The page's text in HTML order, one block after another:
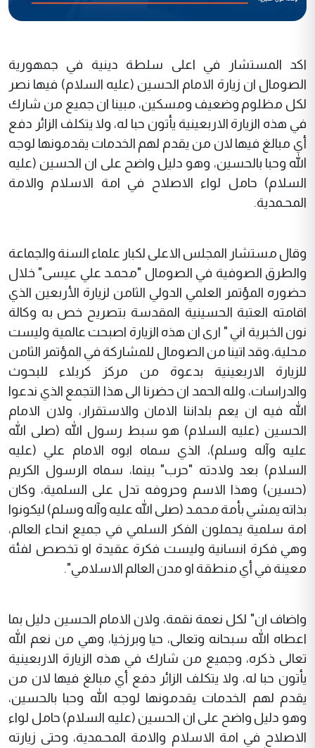
اكد المستشار في اعلى سلطة دينية في جمهورية
الصومال ان زيارة الامام الحسين (عليه السلام) فيها نصر
لكل مظلوم وضعيف ومسكين، مبينا ان جميع من شارك
في هذه الزيارة الاربعينية يأتون حبا له، ولا يتكلف الزائر دفع
أي مبالغ فيها لان من يقدم لهم الخدمات يقدمونها لوجه
الله وحبا بالحسين، وهو دليل واضح على ان الحسين (عليه
السلام) حامل لواء الاصلاح في امة الاسلام والامة
المحـمدية.
وقال مستشار المجلس الاعلى لكبار علماء السنة والجماعة
والطرق الصوفية في الصومال "محمـد علي عيسى" خلال
حضوره المؤتمر العلمي الدولي الثامن لزيارة الأربعين الذي
اقامته العتبة الحسينية المقدسة بتصريح خص به وكالة
نون الخبرية اني " ارى ان هذه الزيارة اصبحت عالمية وليست
محلية، وقد اتينا من الصومال للمشاركة في المؤتمر الثامن
للزيارة الاربعينية بدعوة من مركز كربلاء للبحوث
والدراسات، ولله الحمد ان حضرنا الى هذا التجمع الذي ندعوا
الله فيه ان يعم بلداننا الامان والاستقرار، ولان الامام
الحسين (عليه السلام) هو سبط رسول الله (صلى الله
عليه وآله وسلم)، الذي سماه ابوه الامام علي (عليه
السلام) بعد ولادته "حرب" بينما، سماه الرسول الكريم
(حسين) وهذا الاسم وحروفه تدل على السلمية، وكان
بذاته يمشي بأمة محمـد (صلى الله عليه وآله وسلم) ليكونوا
امة سلمية يحملون الفكر السلمي في جميع انحاء العالم،
وهي فكرة انسانية وليست فكرة عقيدة او تخصص لفئة
معينة في أي منطقة او مدن العالم الاسلامي".
واضاف ان" لكل نعمة نقمة، ولان الامام الحسين دليل بما
اعطاه الله سبحانه وتعالى، حيا وبرزخيا، وهي من نعم الله
تعالى ذكره، وجميع من شارك في هذه الزيارة الاربعينية
يأتون حبا له، ولا يتكلف الزائر دفع أي مبالغ فيها لان من
يقدم لهم الخدمات يقدمونها لوجه الله وحبا بالحسين،
وهو دليل واضح على ان الحسين (عليه السلام) حامل لواء
الاصلاح في امة الاسلام والامة المحـمدية، وحتى زيارته